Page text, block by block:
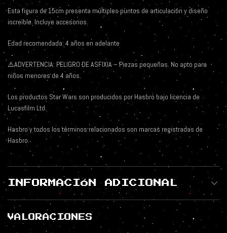
Esta figura de 15cm presenta múltiples puntos de articulación y diseño
increíble. Incluye accesorios.
Edad recomendada: 4 años en adelante
⚠️ADVERTENCIA: PELIGRO DE ASFIXIA – Piezas pequeñas. No apto para
niños menores de 4 años.
Los productos Star Wars son producidos por Hasbro bajo licencia de
Lucasfilm Ltd.
Hasbro y todos los términos relacionados son marcas registradas de
Hasbro.
INFORMACIÓN ADICIONAL
VALORACIONES